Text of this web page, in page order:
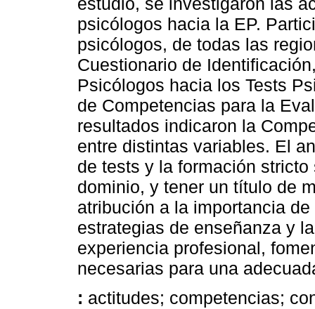
psicólogos hacia la EP.
psicólogos, de todas las
Cuestionario de
Psicólogos hacia los Tests
de Competencias para la
resultados indicaron la
entre distintas variables. El
de tests y la formación
dominio, y tener un título de
atribución a la importancia
estrategias de enseñanza y
experiencia profesional,
necesarias para una
: actitudes; competencias;